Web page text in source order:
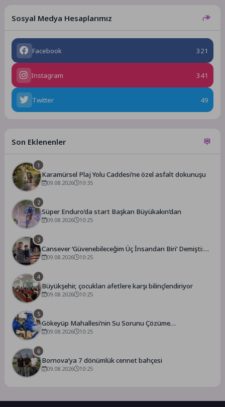
Sosyal Medya Hesaplarımız
Facebook 321
Instagram 341
Twitter 49
Son Eklenenler
1
Karamürsel Plaj Yolu Caddesi’ne özel asfalt dokunuşu
09.08.2026 10:35
2
Süper Enduro’da start Başkan Büyükakın’dan
09.08.2026 10:25
3
Cansever ‘Güvenebileceğim Üç İnsandan Biri’ Demişti:
Mahmut Görgen’den Cansever’e Duygusal Veda
09.08.2026 10:25
4
Büyükşehir, çocukları afetlere karşı bilinçlendiriyor
09.08.2026 10:25
5
Gökeyüp Mahallesi’nin Su Sorunu Çözüme
Kavuşturuldu
09.08.2026 10:25
6
Bornova’ya 7 dönümlük cennet bahçesi
09.08.2026 10:25